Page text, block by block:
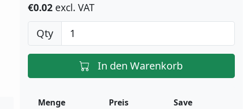
€0.02 excl. VAT
Qty
In den Warenkorb
Menge Preis Save